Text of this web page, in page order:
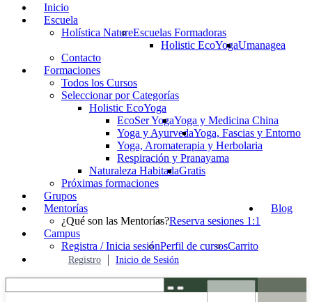
Inicio
Escuela
Holística NatureEscuelas Formadoras
Holistic EcoYogaUmanagea
Contacto
Formaciones
Todos los Cursos
Seleccionar por Categorías
Holistic EcoYoga
EcoSer YogaYoga y Medicina China
Yoga y AyurvedaYoga, Fascias y Entorno
Yoga, Aromaterapia y Herbolaria
Respiración y Pranayama
Naturaleza HabitadaGratis
Próximas formaciones
Grupos
Mentorías
¿Qué son las Mentorías?Reserva sesiones 1:1
Blog
Campus
Registra / Inicia sesiónPerfil de cursosCarrito
Registro Inicio de Sesión